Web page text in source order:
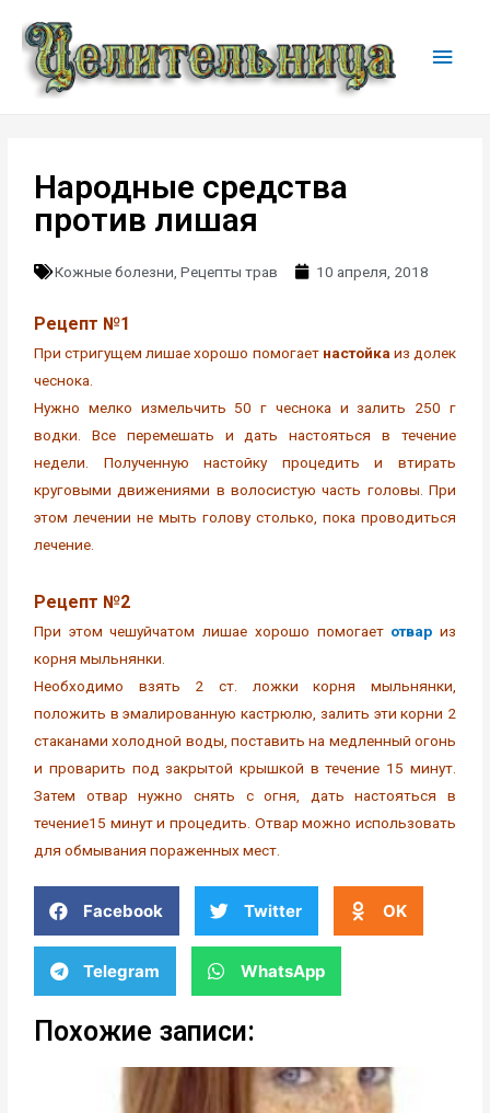
Народные средства
против лишая
Кожные болезни ,Рецепты трав 10 апреля, 2018
Рецепт №1
При стригущем лишае хорошо помогает настойка из долек
чеснока.
Нужно мелко измельчить 50 г чеснока и залить 250 г
водки. Все перемешать и дать настояться в течение
недели. Полученную настойку процедить и втирать
круговыми движениями в волосистую часть головы. При
этом лечении не мыть голову столько, пока проводиться
лечение.
Рецепт №2
При этом чешуйчатом лишае хорошо помогает отвар из
корня мыльнянки.
Необходимо взять 2 ст. ложки корня мыльнянки,
положить в эмалированную кастрюлю, залить эти корни 2
стаканами холодной воды, поставить на медленный огонь
и проварить под закрытой крышкой в течение 15 минут.
Затем отвар нужно снять с огня, дать настояться в
течение15 минут и процедить. Отвар можно использовать
для обмывания пораженных мест.
Facebook Twitter OK
Telegram WhatsApp
Похожие записи: